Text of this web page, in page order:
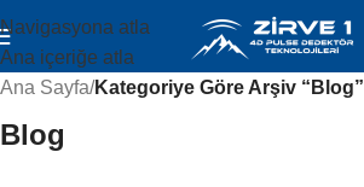
Navigasyona atla
Ana içeriğe atla
Ana Sayfa/Kategoriye Göre Arşiv “Blog”
Blog